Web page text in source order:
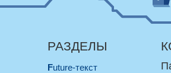
РАЗДЕЛЫ
Future-текст